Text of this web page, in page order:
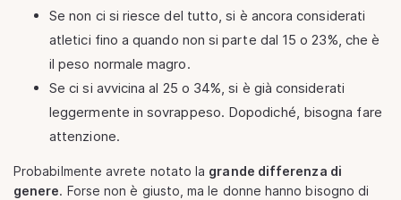
Se non ci si riesce del tutto, si è ancora considerati
atletici fino a quando non si parte dal 15 o 23%, che è
il peso normale magro.
Se ci si avvicina al 25 o 34%, si è già considerati
leggermente in sovrappeso. Dopodiché, bisogna fare
attenzione.
Probabilmente avrete notato la grande differenza di
genere. Forse non è giusto, ma le donne hanno bisogno di